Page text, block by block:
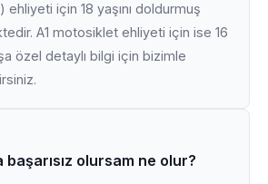
ehliyeti için 18 yaşını doldurmuş
A1 motosiklet ehliyeti için ise 16
özel detaylı bilgi için bizimle
başarısız olursam ne olur?